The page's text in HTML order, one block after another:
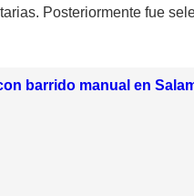
Posteriormente fue
barrido manual en